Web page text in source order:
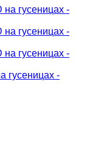
гусеницах -